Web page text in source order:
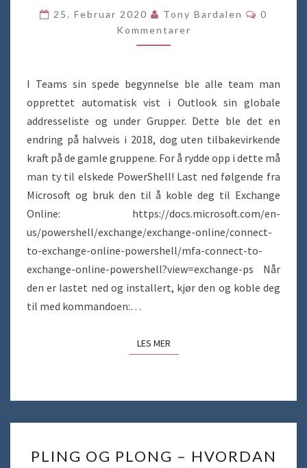
SEG
OPP
I
25. Februar 2020 Tony Bardalen
0
Kommentarer
I Teams sin spede begynnelse ble alle team man
opprettet automatisk vist i Outlook sin globale
addresseliste og under Grupper. Dette ble det en
endring på halvveis i 2018, dog uten tilbakevirkende
kraft på de gamle gruppene. For å rydde opp i dette må
man ty til elskede PowerShell! Last ned følgende fra
Microsoft og bruk den til å koble deg til Exchange
Online: https://docs.microsoft.com/en-
us/powershell/exchange/exchange-online/connect-
to-exchange-online-powershell/mfa-connect-to-
exchange-online-powershell?view=exchange-ps Når
den er lastet ned og installert, kjør den og koble deg
til med kommandoen:…
LES MERLES MER
OG
PLING OG PLONG – HVORDAN